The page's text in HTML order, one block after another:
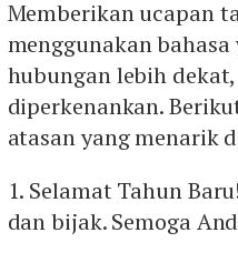
Memberikan ucapan
menggunakan
hubungan lebih
diperkenankan.
atasan yang menarik
1. Selamat Tahun
dan bijak. Semoga